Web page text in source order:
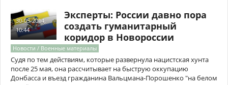
30-05-2014,
10:44
Эксперты: России давно пора
создать гуманитарный
коридор в Новороссии
Новости / Военные материалы
Судя по тем действиям, которые развернула нацистская хунта
после 25 мая, она рассчитывает на быструю оккупацию
Донбасса и въезд гражданина Вальцмана-Порошенко "на белом